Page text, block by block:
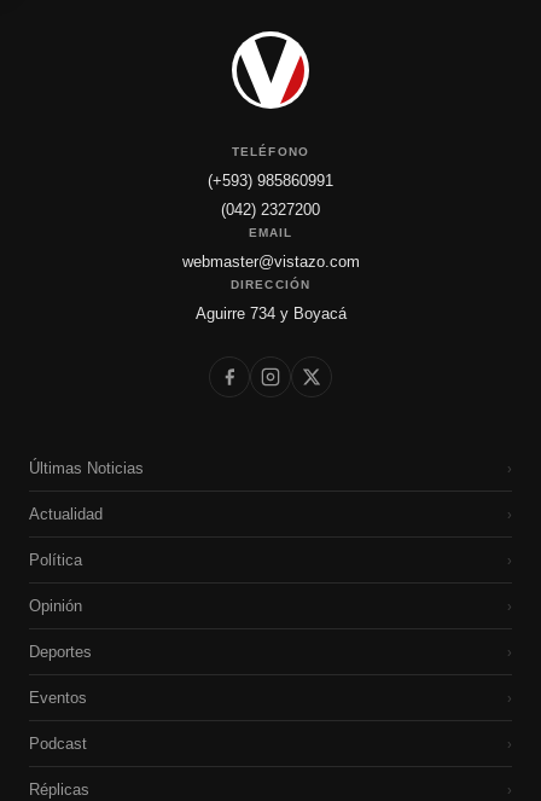
TELÉFONO
(+593) 985860991
(042) 2327200
EMAIL
webmaster@vistazo.com
DIRECCIÓN
Aguirre 734 y Boyacá
Últimas Noticias ›
Actualidad ›
Política ›
Opinión ›
Deportes ›
Eventos ›
Podcast ›
Réplicas ›